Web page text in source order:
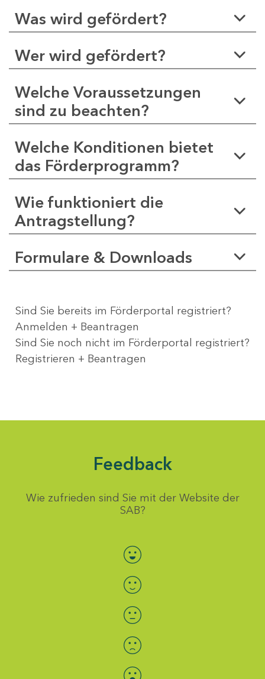
Was wird gefördert?
Wer wird gefördert?
Welche Voraussetzungen
sind zu beachten?
Welche Konditionen bietet
das Förderprogramm?
Wie funktioniert die
Antragstellung?
Formulare & Downloads
Sind Sie bereits im Förderportal registriert?
Anmelden + Beantragen
Sind Sie noch nicht im Förderportal registriert?
Registrieren + Beantragen
Feedback
Wie zufrieden sind Sie mit der Website der
SAB?
Bewertung auswählen